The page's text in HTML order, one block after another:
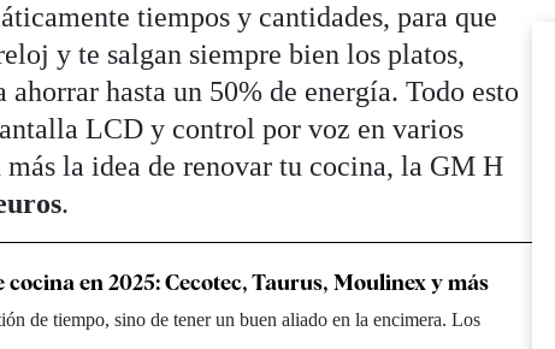
tiempos y cantidades, para que
y te salgan siempre bien los platos,
ahorrar hasta un 50% de energía. Todo esto
LCD y control por voz en varios
la idea de renovar tu cocina, la GM H
.
cocina en 2025: Cecotec, Taurus, Moulinex y más
de tiempo, sino de tener un buen aliado en la encimera. Los